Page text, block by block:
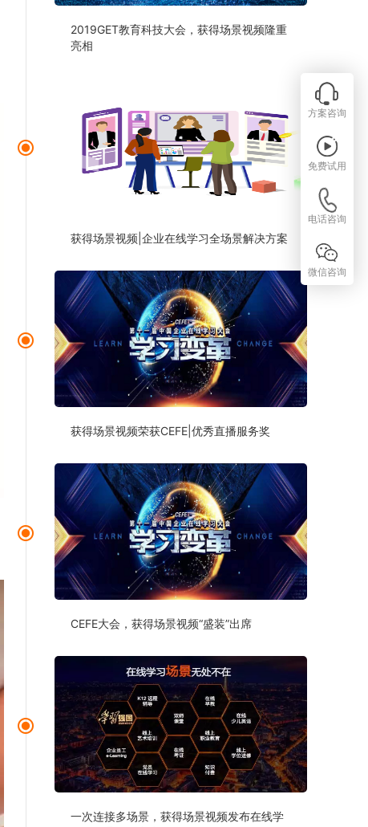
2019GET教育科技大会，获得场景视频隆重
亮相
获得场景视频|企业在线学习全场景解决方案
获得场景视频荣获CEFE|优秀直播服务奖
CEFE大会，获得场景视频“盛装”出席
一次连接多场景，获得场景视频发布在线学
方案咨询
免费试用
电话咨询
微信咨询